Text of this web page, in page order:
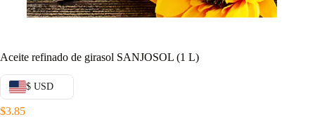
Aceite refinado de girasol SANJOSOL (1 L)
$ USD
$3.85